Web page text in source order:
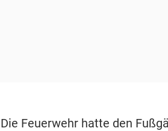
Die Feuerwehr hatte den